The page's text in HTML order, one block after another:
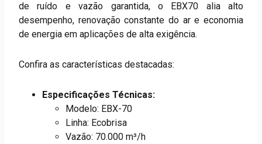
de ruído e vazão garantida, o EBX70 alia alto
desempenho, renovação constante do ar e economia
de energia em aplicações de alta exigência.
Confira as características destacadas:
Especificações Técnicas:
Modelo: EBX-70
Linha: Ecobrisa
Vazão: 70.000 m³/h